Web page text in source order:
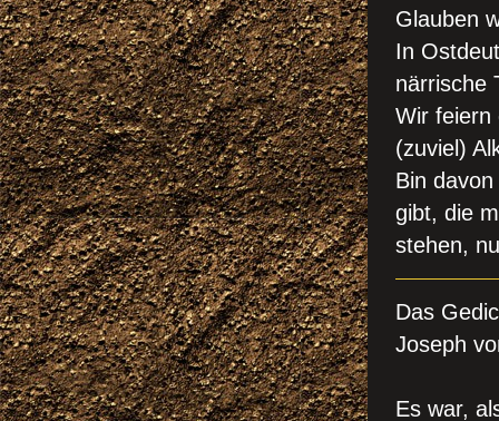
Glauben
In
närrische
Wir feiern
(zuviel)
Bin
gibt, die
stehen,
Das
Joseph
Es war,